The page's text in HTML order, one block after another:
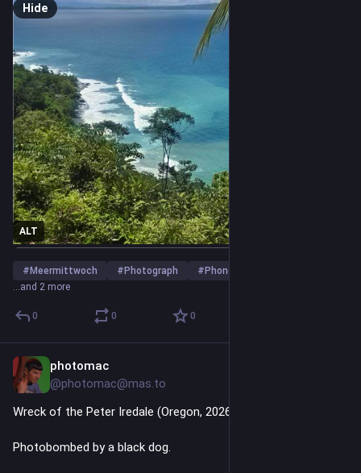
ALT
Hide
# Meermittwoch # Photograph # PhonePhotography
…and 2 more
0 0 0
photomac
@photomac@mas.to
Wreck of the Peter Iredale (Oregon, 2026)
Photobombed by a black dog.